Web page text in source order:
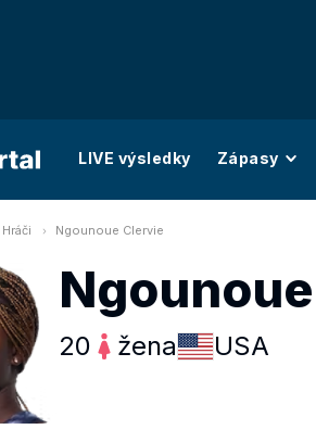
LIVE výsledky Zápasy
Hráči Ngounoue Clervie
20 žena USA